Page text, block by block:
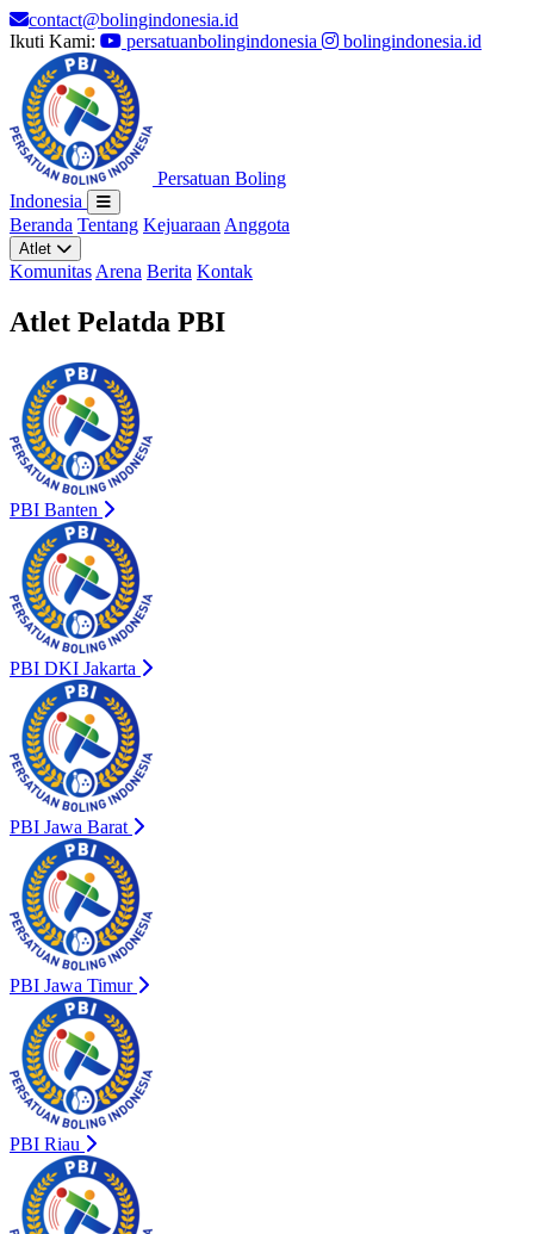
contact@bolingindonesia.id
Ikuti Kami:
persatuanbolingindonesia bolingindonesia.id
Persatuan Boling
Indonesia
Beranda Tentang Kejuaraan Anggota
Atlet
Komunitas Arena Berita Kontak
Atlet Pelatda PBI
PBI Banten
PBI DKI Jakarta
PBI Jawa Barat
PBI Jawa Timur
PBI Riau